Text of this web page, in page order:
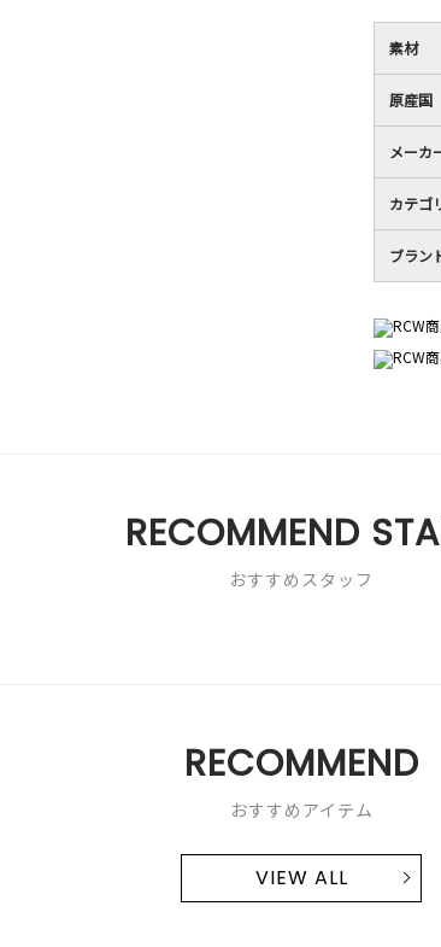
素材
原産国
メーカ
カテゴ
ブラン
RECOMMEND
おすすめスタッフ
RECOMMEND
おすすめアイテム
VIEW ALL